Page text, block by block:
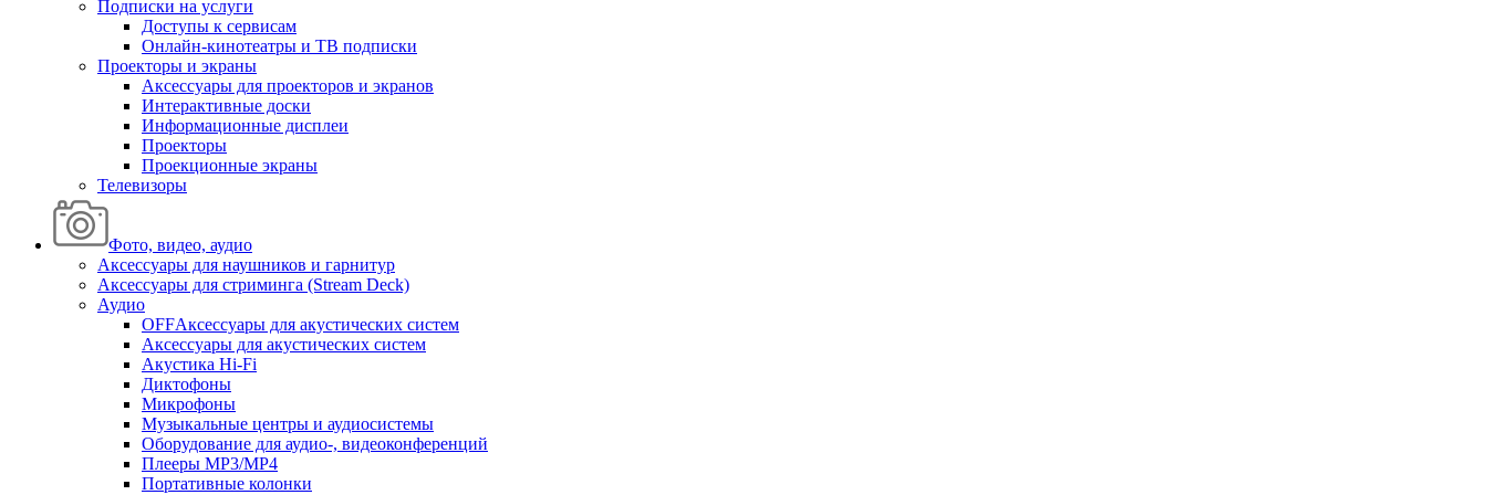
Подписки на услуги
Доступы к сервисам
Онлайн-кинотеатры и ТВ подписки
Проекторы и экраны
Аксессуары для проекторов и экранов
Интерактивные доски
Информационные дисплеи
Проекторы
Проекционные экраны
Телевизоры
Фото, видео, аудио
Аксессуары для наушников и гарнитур
Аксессуары для стриминга (Stream Deck)
Аудио
OFFАксессуары для акустических систем
Аксессуары для акустических систем
Акустика Hi-Fi
Диктофоны
Микрофоны
Музыкальные центры и аудиосистемы
Оборудование для аудио-, видеоконференций
Плееры MP3/MP4
Портативные колонки